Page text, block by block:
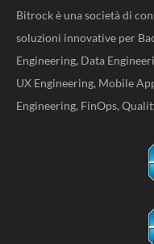
Bitrock è una società di
soluzioni innovative per
Engineering, Data
UX Engineering, Mobile
Engineering, FinOps,